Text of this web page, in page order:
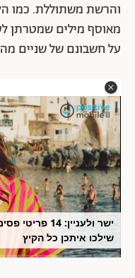
והרשת משתוללת. כמו
מאוסף מילים שמטרתן
על חשבונם של שניים
ישר ולעניין: 14
שילכו איתכן כל הקיץ